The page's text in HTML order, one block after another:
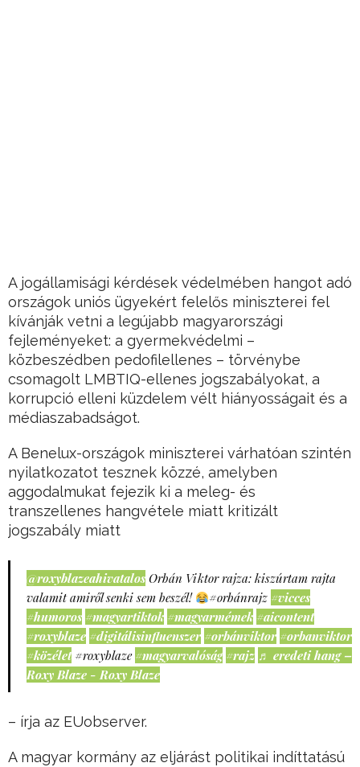
A jogállamisági kérdések védelmében hangot adó
országok uniós ügyekért felelős miniszterei fel
kívánják vetni a legújabb magyarországi
fejleményeket: a gyermekvédelmi –
közbeszédben pedofilellenes – törvénybe
csomagolt LMBTIQ-ellenes jogszabályokat, a
korrupció elleni küzdelem vélt hiányosságait és a
médiaszabadságot.
A Benelux-országok miniszterei várhatóan szintén
nyilatkozatot tesznek közzé, amelyben
aggodalmukat fejezik ki a meleg- és
transzellenes hangvétele miatt kritizált
jogszabály miatt
@roxyblazeahivatalos Orbán Viktor rajza: kiszúrtam rajta
valamit amiről senki sem beszél!
#orbánrajz #vicces
#humoros #magyartiktok #magyarmémek #aicontent
#roxyblaze #digitálisinfluenszer #orbánviktor #orbanviktor
#közélet #roxyblaze #magyarvalóság #rajz ♬ eredeti hang –
Roxy Blaze - Roxy Blaze
– írja az EUobserver.
A magyar kormány az eljárást politikai indíttatású